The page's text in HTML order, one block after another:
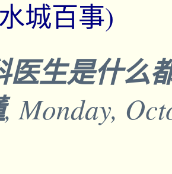
城百事)
医生是什么
, Monday,